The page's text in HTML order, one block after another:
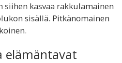
kasvaa rakkulamainen
sisällä. Pitkänomainen
elämäntavat